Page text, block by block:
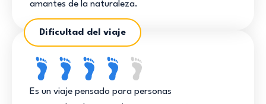
amantes de la naturaleza.
Dificultad del viaje
Es un viaje pensado para personas